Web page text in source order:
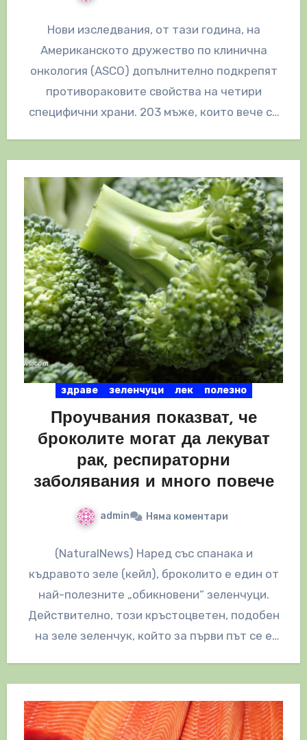
Нови изследвания, от тази година, на
Американското дружество по клинична
онкология (ASCO) допълнително подкрепят
противораковите свойства на четири
специфични храни. 203 мъже, които вече са
здраве зеленчуци лек полезно
Проучвания показват, че
броколите могат да лекуват
рак, респираторни
заболявания и много повече
admin Няма коментари
(NaturalNews) Наред със спанака и
къдравото зеле (кейл), броколито е един от
най-полезните „обикновени“ зеленчуци.
Действително, този кръстоцветен, подобен
на зеле зеленчук, който за първи път се е